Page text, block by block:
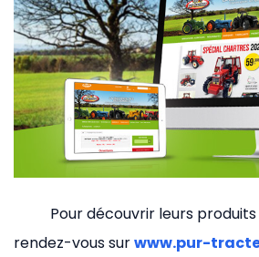
Pour découvrir leurs
rendez-vous surwww.pur-